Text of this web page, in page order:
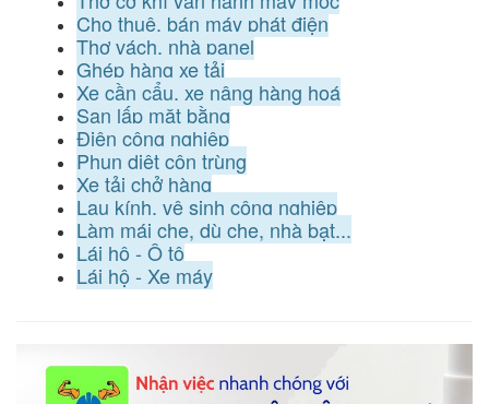
Cho thuê, bán máy phát điện
Thợ vách, nhà panel
Ghép hàng xe tải
Xe cần cẩu, xe nâng hàng hoá
San lấp mặt bằng
Điện công nghiệp
Phun diệt côn trùng
Xe tải chở hàng
Lau kính, vệ sinh công nghiệp
Làm mái che, dù che, nhà bạt...
Lái hộ - Ô tô
Lái hộ - Xe máy